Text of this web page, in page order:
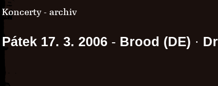
Koncerty - archiv
Pátek 17. 3. 2006 - Brood (DE) ·